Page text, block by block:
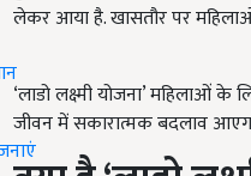
लेकर आया है. खासतौर पर
‘लाडो लक्ष्मी योजना’ महिलाओं
जीवन में सकारात्मक बदलाव